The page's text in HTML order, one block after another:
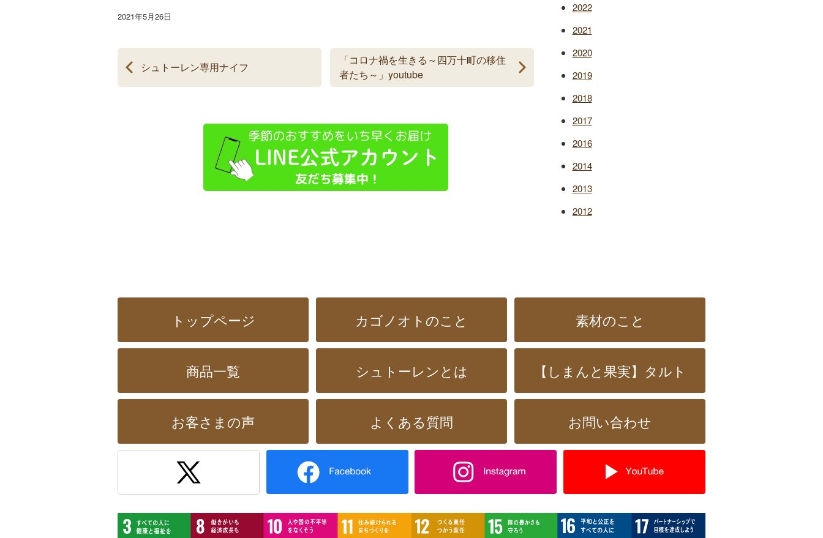
2021年5月26日
シュトーレン専用ナイフ
「コロナ禍を生きる～四万十町の移住
者たち～」youtube
2022
2021
2020
2019
2018
2017
2016
2014
2013
2012
トップページ カゴノオトのこと 素材のこと
商品一覧 シュトーレンとは 【しまんと果実】タルト
お客さまの声 よくある質問 お問い合わせ